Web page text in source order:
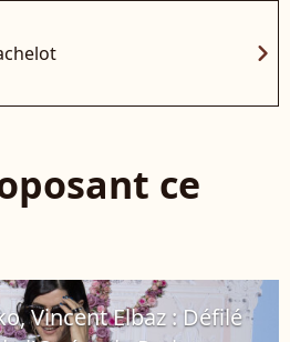
chevron_right
ce
Vincent Elbaz : Défilé